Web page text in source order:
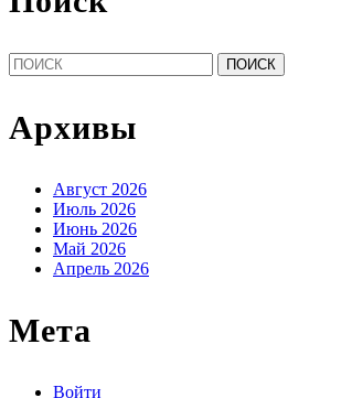
Найти:
Архивы
Август 2026
Июль 2026
Июнь 2026
Май 2026
Апрель 2026
Мета
Войти